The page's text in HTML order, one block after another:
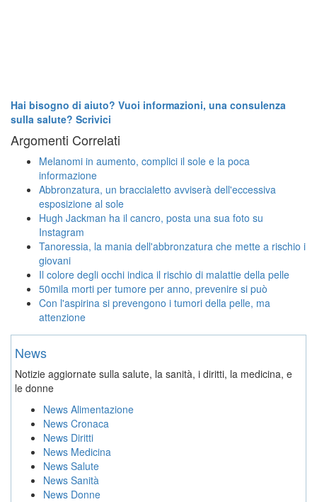
Hai bisogno di aiuto? Vuoi informazioni, una consulenza
sulla salute? Scrivici
Argomenti Correlati
Melanomi in aumento, complici il sole e la poca
informazione
Abbronzatura, un braccialetto avviserà dell'eccessiva
esposizione al sole
Hugh Jackman ha il cancro, posta una sua foto su
Instagram
Tanoressia, la mania dell'abbronzatura che mette a rischio i
giovani
Il colore degli occhi indica il rischio di malattie della pelle
50mila morti per tumore per anno, prevenire si può
Con l'aspirina si prevengono i tumori della pelle, ma
attenzione
News
Notizie aggiornate sulla salute, la sanità, i diritti, la medicina, e
le donne
News Alimentazione
News Cronaca
News Diritti
News Medicina
News Salute
News Sanità
News Donne